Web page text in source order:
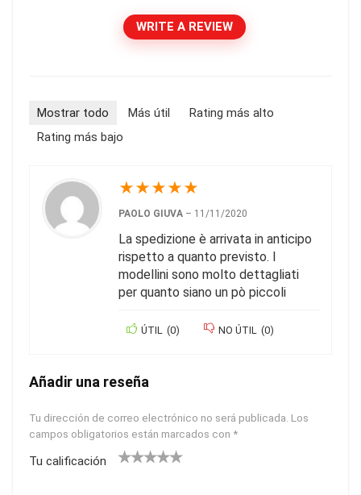
WRITE A REVIEW
Mostrar todo Más útil
Rating más alto
Rating más bajo
★★★★★
PAOLO GIUVA – 11/11/2020
La spedizione è arrivata in anticipo
rispetto a quanto previsto. I
modellini sono molto dettagliati
per quanto siano un pò piccoli
ÚTIL (0) NO ÚTIL (0)
Añadir una reseña
Tu dirección de correo electrónico no será publicada. Los
campos obligatorios están marcados con *
Tu calificación